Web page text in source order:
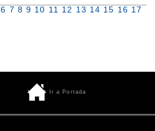
6 7 8 9 10 11 12 13 14 15 16 17
Ir a Portada